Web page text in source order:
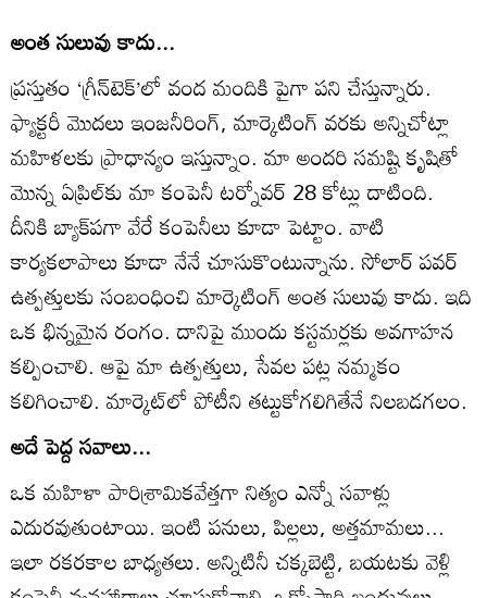
అంత సులువు కాదు...
ప్రస్తుతం ‘గ్రీన్‌టెక్‌’లో వంద మందికి పైగా పని చేస్తున్నారు.
ఫ్యాక్టరీ మొదలు ఇంజనీరింగ్‌, మార్కెటింగ్‌ వరకు అన్నిచోట్లా
మహిళలకు ప్రాధాన్యం ఇస్తున్నాం. మా అందరి సమష్టి కృషితో
మొన్న ఏప్రిల్‌కు మా కంపెనీ టర్నోవర్‌ 28 కోట్లు దాటింది.
దీనికి బ్యాక్‌పగా వేరే కంపెనీలు కూడా పెట్టాం. వాటి
కార్యకలాపాలు కూడా నేనే చూసుకొంటున్నాను. సోలార్‌ పవర్‌
ఉత్పత్తులకు సంబంధించి మార్కెటింగ్‌ అంత సులువు కాదు. ఇది
ఒక భిన్నమైన రంగం. దానిపై ముందు కస్టమర్లకు అవగాహన
కల్పించాలి. ఆపై మా ఉత్పత్తులు, సేవల పట్ల నమ్మకం
కలిగించాలి. మార్కెట్‌లో పోటీని తట్టుకోగలిగితేనే నిలబడగలం.
అదే పెద్ద సవాలు...
ఒక మహిళా పారిశ్రామికవేత్తగా నిత్యం ఎన్నో సవాళ్లు
ఎదురవుతుంటాయి. ఇంటి పనులు, పిల్లలు, అత్తమామలు...
ఇలా రకరకాల బాధ్యతలు. అన్నిటినీ చక్కబెట్టి, బయటకు వెళ్లి